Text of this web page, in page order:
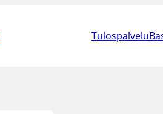
Tulospalvelu